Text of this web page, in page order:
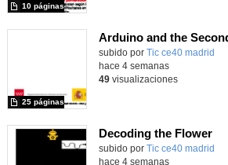
10 páginas
Arduino and the
subido por Tic ce40 madrid
25 páginas
hace 4 semanas
49visualizaciones
Decoding the Flower
subido por Tic ce40 madrid
hace 4 semanas